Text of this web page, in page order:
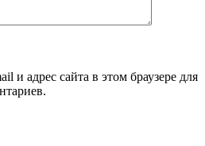
и адрес сайта в этом браузере для